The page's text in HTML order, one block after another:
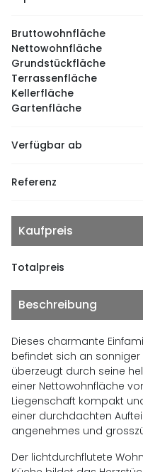
Bruttowohnfläche
Nettowohnfläche
Grundstückfläche
Terrassenfläche
Kellerfläche
Gartenfläche
Verfügbar ab
Referenz
Kaufpreis
Totalpreis
Beschreibung
Dieses charmante
befindet sich an
überzeugt durch seine
einer Nettowohnfläche
Liegenschaft kompakt
einer durchdachten
angenehmes und
Der lichtdurchflutete